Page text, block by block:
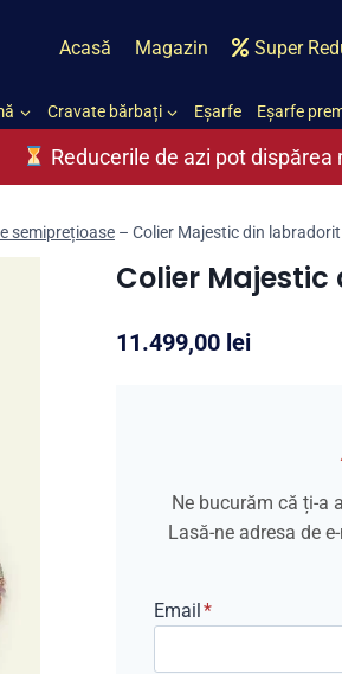
Acasă Magazin Super
Cravate bărbați Eșarfe Eșarfe
Reducerile de azi pot
semiprețioase – Colier Majestic din
Colier
11.499,00 lei
Ne bucurăm că ți-a
Lasă-ne adresa de
Email*